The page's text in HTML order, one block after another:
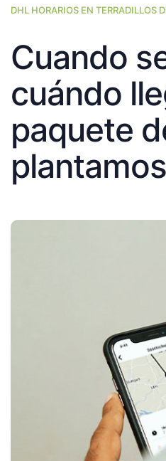
DHL HORARIOS EN TERRADILLOS
Cuando
cuándo
paquete